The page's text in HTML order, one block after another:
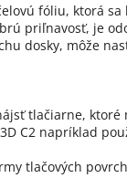
fóliu, ktorá
priľnavosť, je
dosky, môže
tlačiarne,
C2 napríklad
tlačových